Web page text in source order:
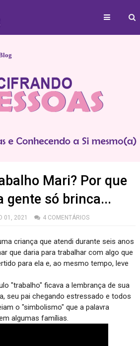
Mari? Por que
gente só brinca...
01, 2021 4 COMENTÁRIOS
criança que atendi durante seis anos
que daria para trabalhar com algo que
para ela e, ao mesmo tempo, leve
"trabalho" ficava a lembrança de sua
seu pai chegando estressado e todos
o "simbolismo" que a palavra
algumas famílias.